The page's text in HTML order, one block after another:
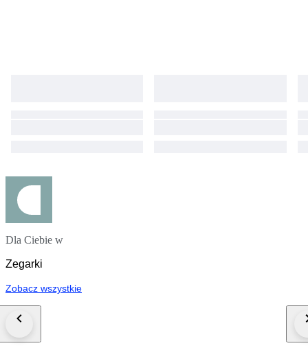
Dla Ciebie w
Zegarki
Zobacz wszystkie